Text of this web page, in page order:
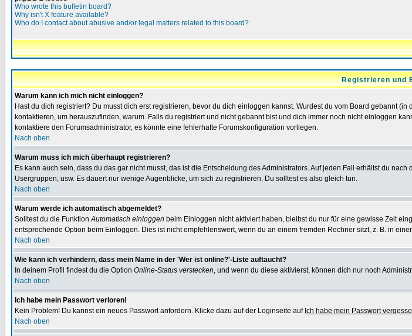
Who wrote this bulletin board?
Why isn't X feature available?
Who do I contact about abusive and/or legal matters related to this board?
Registrieren und
Warum kann ich mich nicht einloggen?
Hast du dich registriert? Du musst dich erst registrieren, bevor du dich einloggen kannst. Wurdest du vom Board gebannt
kontaktieren, um herauszufinden, warum. Falls du registriert und nicht gebannt bist und dich immer noch nicht einloggen
kontaktiere den Forumsadministrator, es könnte eine fehlerhafte Forumskonfiguration vorliegen.
Nach oben
Warum muss ich mich überhaupt registrieren?
Es kann auch sein, dass du das gar nicht musst, das ist die Entscheidung des Administrators. Auf jeden Fall erhältst du
Usergruppen, usw. Es dauert nur wenige Augenblicke, um sich zu registrieren. Du solltest es also gleich tun.
Nach oben
Warum werde ich automatisch abgemeldet?
Solltest du die FunktionAutomatisch einloggen beim Einloggen nicht aktiviert haben, bleibst du nur für eine gewisse Zeit
entsprechende Option beim Einloggen. Dies ist nicht empfehlenswert, wenn du an einem fremden Rechner sitzt, z. B. in
Nach oben
Wie kann ich verhindern, dass mein Name in der 'Wer ist online?'-Liste auftaucht?
In deinem Profil findest du die Option Online-Status verstecken, und wenn du diese aktivierst, können dich nur noch
Nach oben
Ich habe mein Passwort verloren!
Kein Problem! Du kannst ein neues Passwort anfordern. Klicke dazu auf der Loginseite auf Ich habe mein Passwort
Nach oben